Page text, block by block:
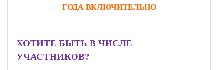
ГОДА ВКЛЮЧИТЕЛЬНО
ХОТИТЕ БЫТЬ В ЧИСЛЕ
УЧАСТНИКОВ?